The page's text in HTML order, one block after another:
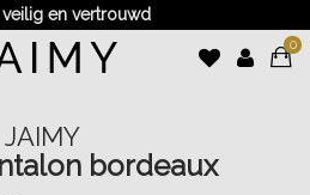
en vertrouwd
0
JAIMY
bordeaux